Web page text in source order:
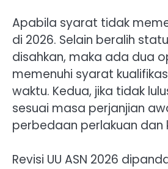
Apabila syarat tidak
di 2026. Selain beralih
disahkan, maka ada dua
memenuhi syarat
waktu. Kedua, jika tidak
sesuai masa perjanjian
perbedaan perlakuan dan
Revisi UU ASN 2026